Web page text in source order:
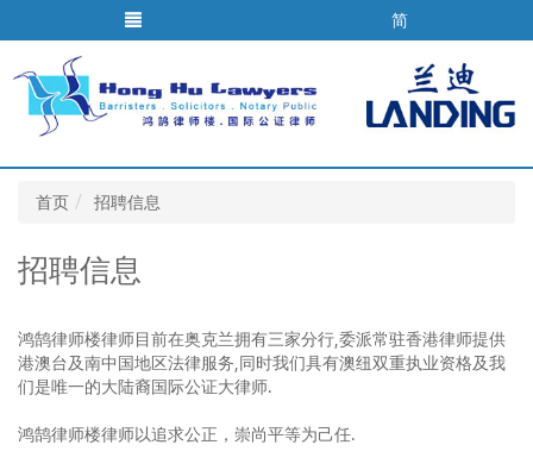
简
首页 招聘信息
招聘信息
鸿鹄律师楼律师目前在奥克兰拥有三家分行,委派常驻香港律师提供
港澳台及南中国地区法律服务,同时我们具有澳纽双重执业资格及我
们是唯一的大陆裔国际公证大律师.
鸿鹄律师楼律师以追求公正，崇尚平等为己任.